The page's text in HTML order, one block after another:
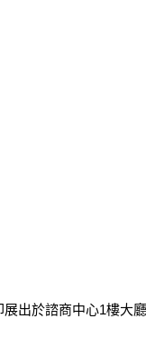
出於諮商中心1樓大廳